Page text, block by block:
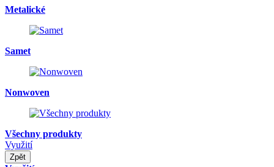
Metalické
Samet
Nonwoven
Všechny produkty
Využití
Zpět